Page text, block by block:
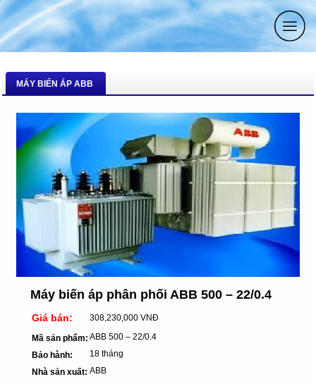
MÁY BIẾN ÁP ABB
Máy biến áp phân phối ABB 500 – 22/0.4
Giá bán: 308,230,000 VNĐ
Mã sản phẩm: ABB 500 – 22/0.4
Bảo hành:
18 tháng
Nhà sản xuất: ABB